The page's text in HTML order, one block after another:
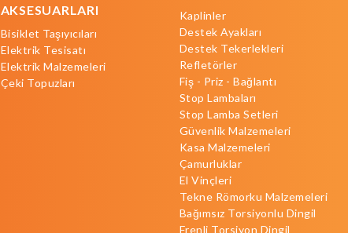
AKSESUARLARI
Bisiklet Taşıyıcıları
Elektrik Tesisatı
Elektrik Malzemeleri
Çeki Topuzları
Kaplinler
Destek Ayakları
Destek Tekerlekleri
Refletörler
Fiş - Priz - Bağlantı
Stop Lambaları
Stop Lamba Setleri
Güvenlik Malzemeleri
Kasa Malzemeleri
Çamurluklar
El Vinçleri
Tekne Römorku Malzemeleri
Bağımsız Torsiyonlu Dingil
Frenli Torsiyon Dingil